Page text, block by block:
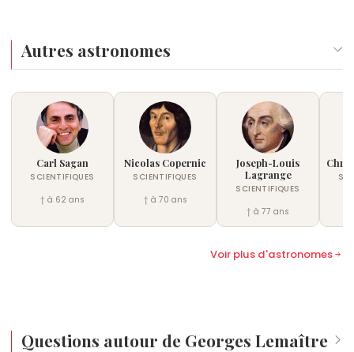
Autres astronomes
Carl Sagan
SCIENTIFIQUES
† à 62 ans
Nicolas Copernic
SCIENTIFIQUES
† à 70 ans
Joseph-Louis
Lagrange
SCIENTIFIQUES
† à 77 ans
Voir plus d'astronomes
Questions autour de Georges Lemaître